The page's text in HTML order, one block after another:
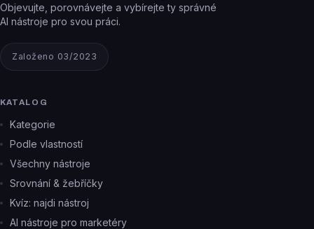
Objevujte, porovnávejte a vybírejte ty správné
AI nástroje pro svou práci.
Založeno 03/2023
KATALOG
Kategorie
Podle vlastností
Všechny nástroje
Srovnání & žebříčky
Kvíz: najdi nástroj
AI nástroje pro marketéry